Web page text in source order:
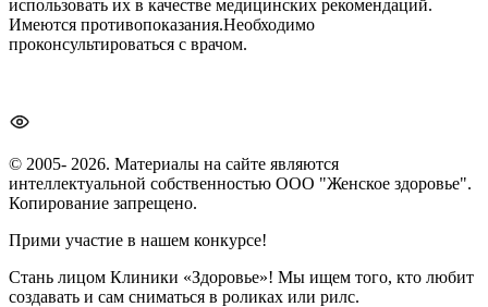
использовать их в качестве медицинских рекомендаций.
Имеются противопоказания.Необходимо
проконсультироваться с врачом.
© 2005- 2026. Материалы на сайте являются
интеллектуальной собственностью ООО "Женское здоровье".
Копирование запрещено.
Прими участие в нашем конкурсе!
Стань лицом Клиники «Здоровье»! Мы ищем того, кто любит
создавать и сам сниматься в роликах или рилс.